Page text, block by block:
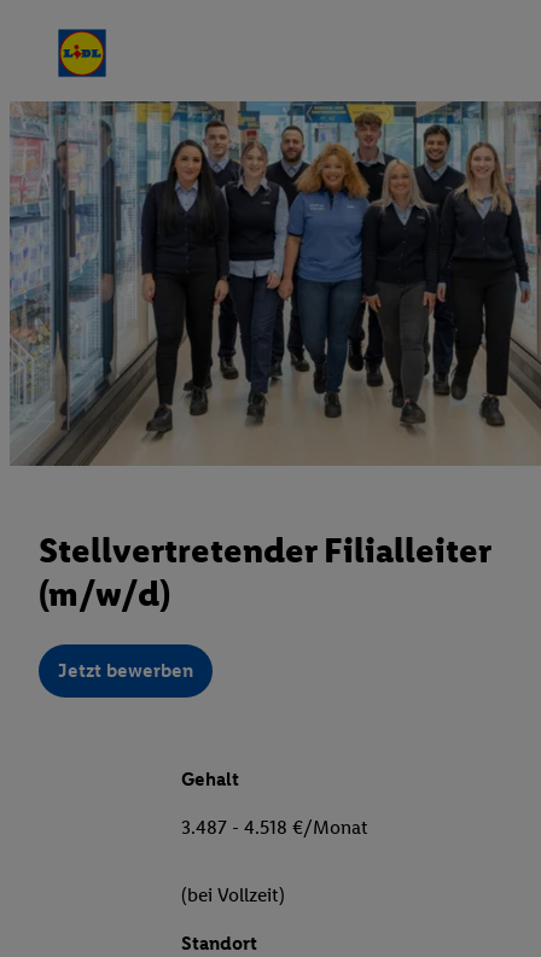
Stellvertretender Filialleiter
(m/w/d)
Jetzt bewerben
Gehalt
3.487 - 4.518 €/Monat
(bei Vollzeit)
Standort